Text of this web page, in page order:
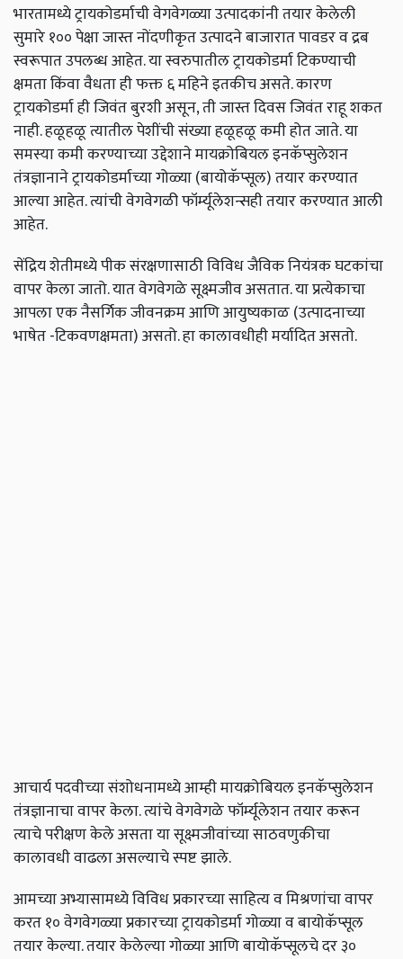
भारतामध्ये ट्रायकोडर्माची वेगवेगळ्या उत्पादकांनी तयार केलेली
सुमारे १०० पेक्षा जास्त नोंदणीकृत उत्पादने बाजारात पावडर व द्रब
स्वरूपात उपलब्ध आहेत. या स्वरुपातील ट्रायकोडर्मा टिकण्याची
क्षमता किंवा वैधता ही फक्त ६ महिने इतकीच असते. कारण
ट्रायकोडर्मा ही जिवंत बुरशी असून, ती जास्त दिवस जिवंत राहू शकत
नाही. हळूहळू त्यातील पेशींची संख्या हळूहळू कमी होत जाते. या
समस्या कमी करण्याच्या उद्देशाने मायक्रोबियल इनकॅप्सुलेशन
तंत्रज्ञानाने ट्रायकोडर्माच्या गोळ्या (बायोकॅप्सूल) तयार करण्यात
आल्या आहेत. त्यांची वेगवेगळी फॉर्म्यूलेशन्सही तयार करण्यात आली
आहेत.
सेंद्रिय शेतीमध्ये पीक संरक्षणासाठी विविध जैविक नियंत्रक घटकांचा
वापर केला जातो. यात वेगवेगळे सूक्ष्मजीव असतात. या प्रत्येकाचा
आपला एक नैसर्गिक जीवनक्रम आणि आयुष्यकाळ (उत्पादनाच्या
भाषेत -टिकवणक्षमता) असतो. हा कालावधीही मर्यादित असतो.
आचार्य पदवीच्या संशोधनामध्ये आम्ही मायक्रोबियल इनकॅप्सुलेशन
तंत्रज्ञानाचा वापर केला. त्यांचे वेगवेगळे फॉर्म्यूलेशन तयार करून
त्याचे परीक्षण केले असता या सूक्ष्मजीवांच्या साठवणुकीचा
कालावधी वाढला असल्याचे स्पष्ट झाले.
आमच्या अभ्यासामध्ये विविध प्रकारच्या साहित्य व मिश्रणांचा वापर
करत १० वेगवेगळ्या प्रकारच्या ट्रायकोडर्मा गोळ्या व बायोकॅप्सूल
तयार केल्या. तयार केलेल्या गोळ्या आणि बायोकॅप्सूलचे दर ३०